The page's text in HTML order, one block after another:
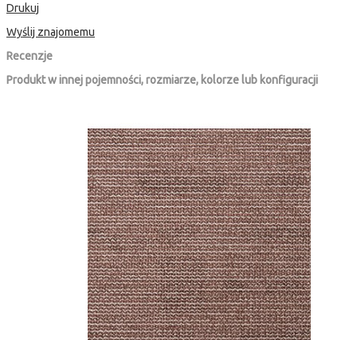
Drukuj
Wyślij znajomemu
Recenzje
Produkt w innej pojemności, rozmiarze, kolorze lub konfiguracji